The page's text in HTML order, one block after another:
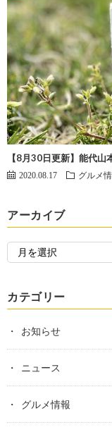
【8月30日更新】能代山
2020.08.17 グルメ
アーカイブ
カテゴリー
お知らせ
ニュース
グルメ情報